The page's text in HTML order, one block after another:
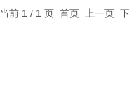
前 1 / 1 页 首页 上一页